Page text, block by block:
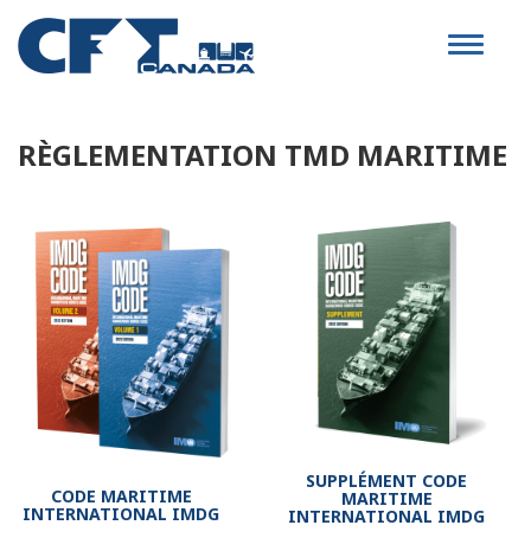
Toggle
RÈGLEMENTATION TMD MARITIME
CODE MARITIME
INTERNATIONAL IMDG
SUPPLÉMENT CODE
MARITIME
INTERNATIONAL IMDG